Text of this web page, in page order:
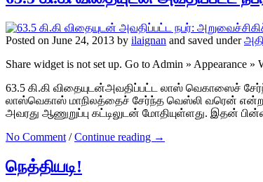
Posted on June 24, 2013 by ilaignan and saved under
Share widget is not set up. Go to Admin » Appearance »
63.5 கி.கி விதையுடன்அவதிப்பட்ட லாஸ் வெகாஸைச்
லாஸ்வெகாஸ் மாநிலத்தைச் சேர்ந்த வெஸ்லி வரென் என்ற
அவரது ஆணுறுப்பு கட்டிலுடன் மோதியுள்ளது. இதன்
No Comment /Continue reading →
நெத்தியடி!